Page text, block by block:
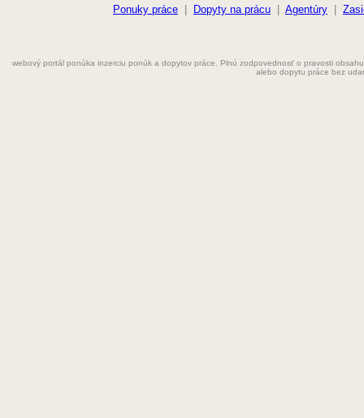
Farmaceut
Grafik
Ponuky práce Dopyty na prácu Agentúry
webový portál ponúka inzerciu ponúk a dopytov práce. Plnú zodpovednosť o pravosti
alebo dopytu práce bez